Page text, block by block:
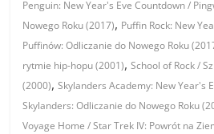
Penguin: New Year's Eve Countdown /
Nowego Roku (2017), Puffin Rock: New
Puffinów: Odliczanie do Nowego Roku
rytmie hip-hopu (2001),School of Rock /
(2000),Skylanders Academy: New Year's
Skylanders: Odliczanie do Nowego Roku
Voyage Home / Star Trek IV: Powrót na